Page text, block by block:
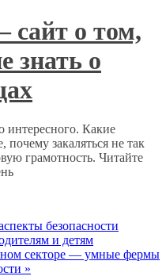
сайт о том,
знать о
интересного. Какие
закаляться не так
грамотность. Читайте
безопасности
и детям
секторе — умные фермы
»